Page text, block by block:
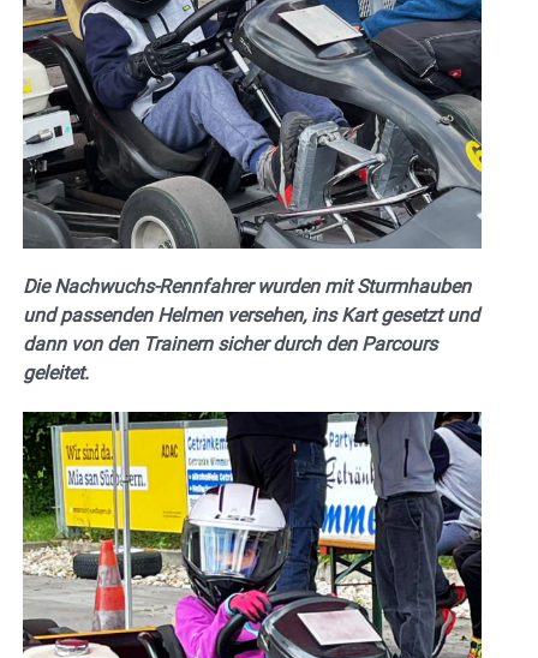
Die Nachwuchs-Rennfahrer wurden mit Sturmhauben
und passenden Helmen versehen, ins Kart gesetzt und
dann von den Trainern sicher durch den Parcours
geleitet.